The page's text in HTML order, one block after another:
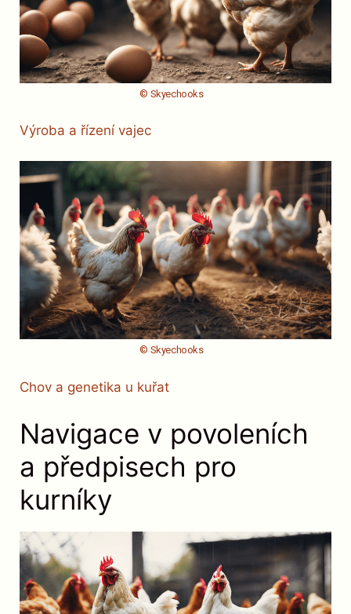
© Skyechooks
Výroba a řízení vajec
© Skyechooks
Chov a genetika u kuřat
Navigace v povoleních
a předpisech pro
kurníky